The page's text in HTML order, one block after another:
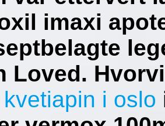
imaxi
Loved.
i oslo